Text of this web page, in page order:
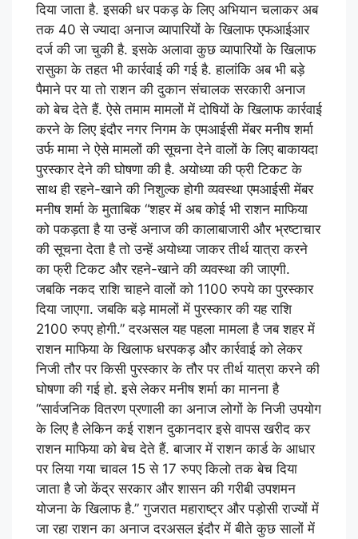
दिया जाता है. इसकी धर पकड़ के लिए अभियान चलाकर अब
तक 40 से ज्यादा अनाज व्यापारियों के खिलाफ एफआईआर
दर्ज की जा चुकी है. इसके अलावा कुछ व्यापारियों के खिलाफ
रासुका के तहत भी कार्रवाई की गई है. हालांकि अब भी बड़े
पैमाने पर या तो राशन की दुकान संचालक सरकारी अनाज
को बेच देते हैं. ऐसे तमाम मामलों में दोषियों के खिलाफ कार्रवाई
करने के लिए इंदौर नगर निगम के एमआईसी मेंबर मनीष शर्मा
उर्फ मामा ने ऐसे मामलों की सूचना देने वालों के लिए बाकायदा
पुरस्कार देने की घोषणा की है. अयोध्या की फ्री टिकट के
साथ ही रहने-खाने की निशुल्क होगी व्यवस्था एमआईसी मेंबर
मनीष शर्मा के मुताबिक “शहर में अब कोई भी राशन माफिया
को पकड़ता है या उन्हें अनाज की कालाबाजारी और भ्रष्टाचार
की सूचना देता है तो उन्हें अयोध्या जाकर तीर्थ यात्रा करने
का फ्री टिकट और रहने-खाने की व्यवस्था की जाएगी.
जबकि नकद राशि चाहने वालों को 1100 रुपये का पुरस्कार
दिया जाएगा. जबकि बड़े मामलों में पुरस्कार की यह राशि
2100 रुपए होगी.” दरअसल यह पहला मामला है जब शहर में
राशन माफिया के खिलाफ धरपकड़ और कार्रवाई को लेकर
निजी तौर पर किसी पुरस्कार के तौर पर तीर्थ यात्रा करने की
घोषणा की गई हो. इसे लेकर मनीष शर्मा का मानना है
“सार्वजनिक वितरण प्रणाली का अनाज लोगों के निजी उपयोग
के लिए है लेकिन कई राशन दुकानदार इसे वापस खरीद कर
राशन माफिया को बेच देते हैं. बाजार में राशन कार्ड के आधार
पर लिया गया चावल 15 से 17 रुपए किलो तक बेच दिया
जाता है जो केंद्र सरकार और शासन की गरीबी उपशमन
योजना के खिलाफ है.” गुजरात महाराष्ट्र और पड़ोसी राज्यों में
जा रहा राशन का अनाज दरअसल इंदौर में बीते कुछ सालों में